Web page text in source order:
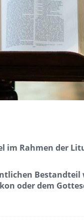
im Rahmen der
Bestandteil
oder dem